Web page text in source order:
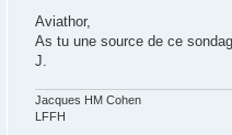
Aviathor,
As tu une source de ce
J.
Jacques HM Cohen
LFFH